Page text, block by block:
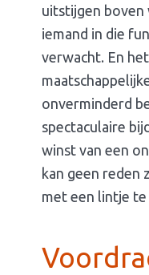
uitstijgen boven
iemand in die
verwacht. En het
onverminderd
spectaculaire
winst van een
kan geen reden
met een lintje